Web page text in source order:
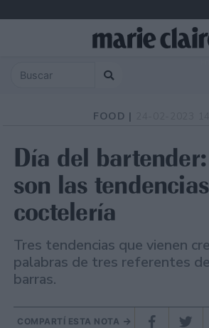
FOOD |
Día del
son las
coctelería
Tres tendencias que vienen
palabras de tres referentes
barras.
COMPARTÍ ESTA NOTA